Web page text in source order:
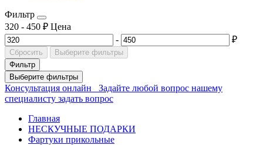
Фильтр
320 - 450 ₽ Цена
-
₽
Сбросить
Выберите фильтры
Фильтр
Выберите фильтры
Консультация онлайн
Задайте любой вопрос нашему
специалисту задать вопрос
Главная
НЕСКУЧНЫЕ ПОДАРКИ
Фартуки прикольные